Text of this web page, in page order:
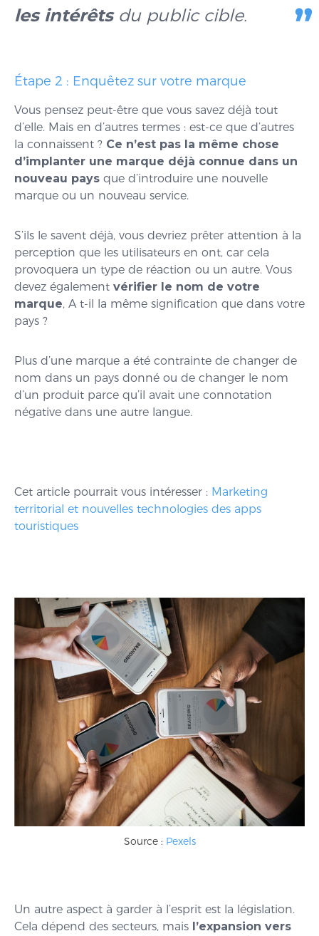
les intérêtsdu public cible.
Étape 2 : Enquêtez sur votre marque
Vous pensez peut-être que vous savez déjà tout
d’elle. Mais en d’autres termes : est-ce que d’autres
la connaissent ? Ce n’est pas la même chose
d’implanter une marque déjà connue dans un
nouveau pays que d’introduire une nouvelle
marque ou un nouveau service.
S’ils le savent déjà, vous devriez prêter attention à la
perception que les utilisateurs en ont, car cela
provoquera un type de réaction ou un autre. Vous
devez également vérifier le nom de votre
marque, A t-il la même signification que dans votre
pays ?
Plus d’une marque a été contrainte de changer de
nom dans un pays donné ou de changer le nom
d’un produit parce qu’il avait une connotation
négative dans une autre langue.
Cet article pourrait vous intéresser : Marketing
territorial et nouvelles technologies des apps
touristiques
Source : Pexels
Un autre aspect à garder à l’esprit est la législation.
Cela dépend des secteurs, mais l’expansion vers